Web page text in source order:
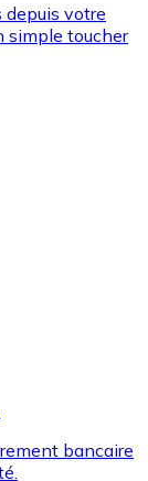
et d'autres
acheter
depuis votre
simple toucher
bancaire